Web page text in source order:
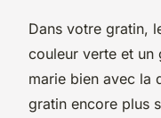
Dans votre gratin,
couleur verte et un
marie bien avec la
gratin encore plus